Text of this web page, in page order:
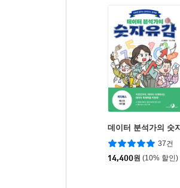
데이터 분석가의 숫
37건
14,400원 (10% 할인)